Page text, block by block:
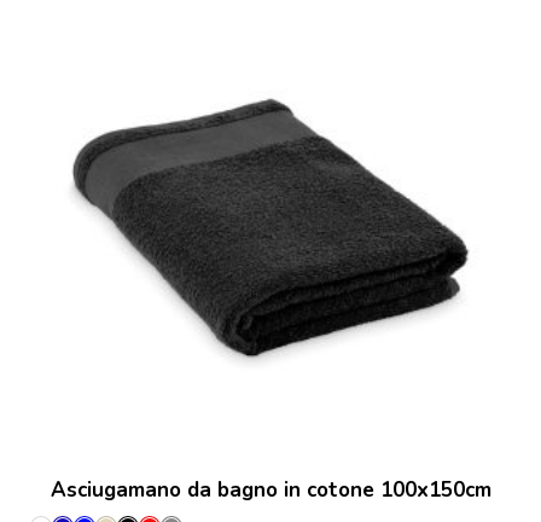
Asciugamano da bagno in cotone 100x150cm